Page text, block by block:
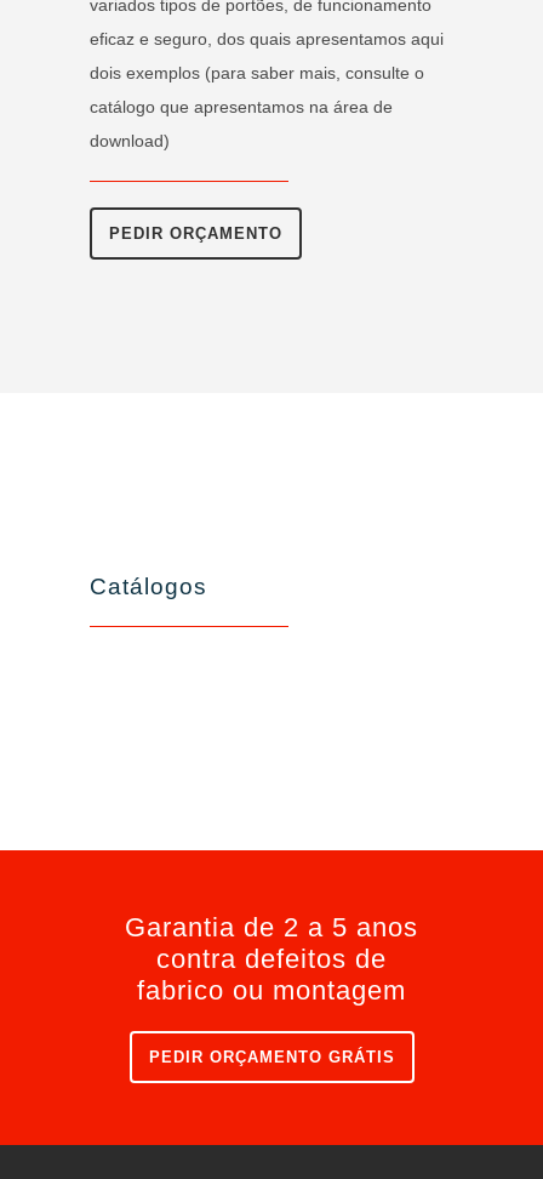
variados tipos de portões, de funcionamento
eficaz e seguro, dos quais apresentamos aqui
dois exemplos (para saber mais, consulte o
catálogo que apresentamos na área de
download)
PEDIR ORÇAMENTO
Catálogos
Garantia de 2 a 5 anos
contra defeitos de
fabrico ou montagem
PEDIR ORÇAMENTO GRÁTIS